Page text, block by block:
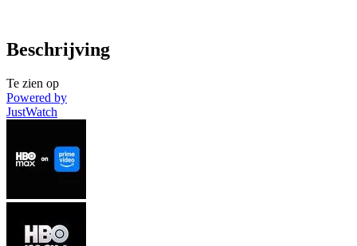
Beschrijving
Te zien op
Powered by
JustWatch